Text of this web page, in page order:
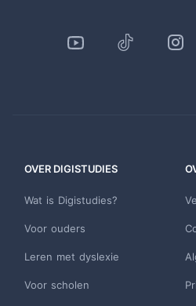
OVER DIGISTUDIES
Wat is Digistudies?
Voor ouders
Leren met dyslexie
Voor scholen